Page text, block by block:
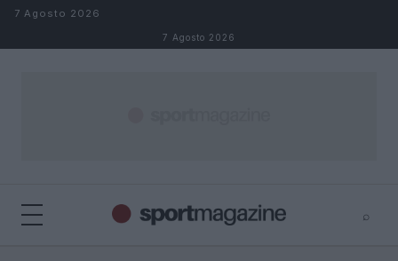
Salta al contenuto
7 Agosto 2026
7 Agosto 2026
⌕